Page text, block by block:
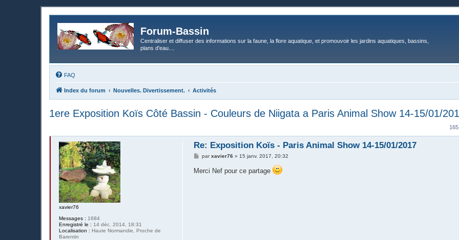
Forum-Bassin
Centraliser et diffuser des informations sur la faune, la flore aquatique, et promouvoir les jardins aquatiques, bassins,
plans d’eau....
FAQ
Index du forum Nouvelles. Divertissement. Activités
1ere Exposition Koïs Côté Bassin - Couleurs de Niigata a Paris Animal Show 14-15/01/
xavier76
Messages : 1684
Enregistré le : 14 déc. 2014, 18:31
Localisation : Haute Normandie, Proche de
Barentin
Re: Exposition Koïs - Paris Animal Show 14-15/01/2017
M
s
parxavier76 » 15 janv. 2017, 20:32
Merci Nef pour ce partage